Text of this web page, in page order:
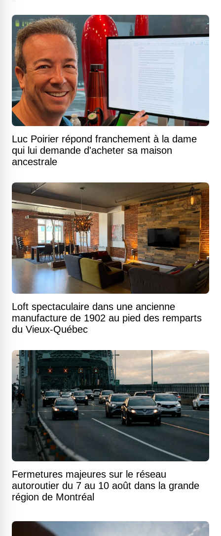
Luc Poirier répond franchement à la dame
qui lui demande d'acheter sa maison
ancestrale
Loft spectaculaire dans une ancienne
manufacture de 1902 au pied des remparts
du Vieux-Québec
Fermetures majeures sur le réseau
autoroutier du 7 au 10 août dans la grande
région de Montréal